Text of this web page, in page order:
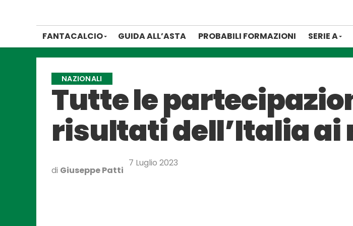
FANTACALCIO GUIDA ALL’ASTA PROBABILI FORMAZIONI SERIE A
NAZIONALI
Tutte le
risultati dell’Italia
di Giuseppe Patti
7 Luglio 2023